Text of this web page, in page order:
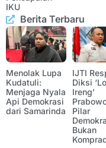
IKU
Berita Terbaru
Menolak Lupa
Kudatuli:
Menjaga Nyala
Api Demokrasi
dari Samarinda
IJTI
Diksi
Ireng’
Pilar
Bukan